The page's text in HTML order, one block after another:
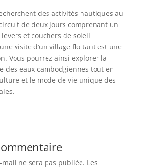
des activités nautiques au
de deux jours comprenant un
et couchers de soleil
visite d’un village flottant est une
Vous pourrez ainsi explorer la
des eaux cambodgiennes tout en
et le mode de vie unique des
mail ne sera pas publiée. Les